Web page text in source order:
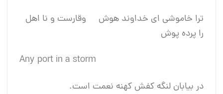
ترا خاموشی ای خداوند هوش وقارست و نا اهل
را پرده پوش
Any port in a storm
در بیابان لنگه کفش کهنه نعمت است.